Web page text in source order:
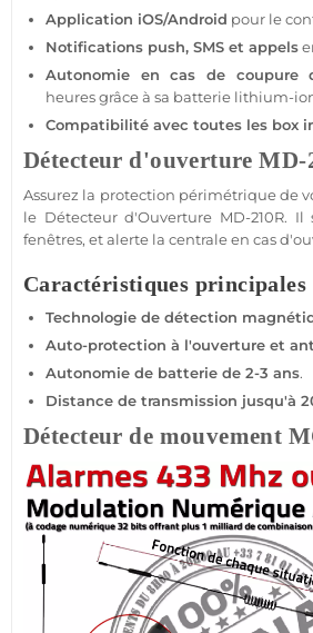
Application iOS/Android pour le
Notifications push, SMS et appels
Autonomie en cas de coupure
heures grâce à sa batterie lithium-
Compatibilité avec toutes les box
Détecteur d'ouverture MD-
Assurez la protection périmétrique de
le Détecteur d'Ouverture MD-210R. Il
fenêtres, et alerte la centraleen cas
Caractéristiques principales
Technologie de détection
Auto-protection à l'ouverture et
Autonomie de batterie de 2-3 ans.
Distance de transmission jusqu'à
Détecteur de mouvement